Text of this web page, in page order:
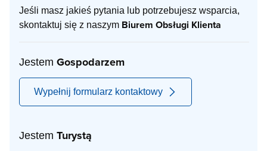
Jeśli masz jakieś pytania lub potrzebujesz wsparcia,
skontaktuj się z naszym Biurem Obsługi Klienta
Jestem Gospodarzem
Wypełnij formularz kontaktowy
Jestem Turystą